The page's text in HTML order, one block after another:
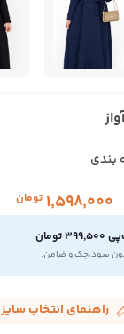
بندی
۱٬۵۹۸٬۰۰۰ تومان
راهنمای انتخاب سایز